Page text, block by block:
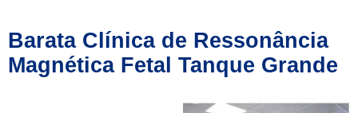
Barata Clínica de Ressonância
Magnética Fetal Tanque Grande